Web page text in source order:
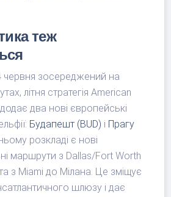
теж
червня зосереджений на
літня стратегія American
два нові європейські
Будапешт (BUD) і Прагу
розкладі є нові
маршрути з Dallas/Fort Worth
з Miami до Мілана. Це зміщує
шлюзу і дає